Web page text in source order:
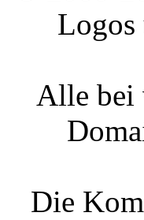
Logos
Alle bei
Die